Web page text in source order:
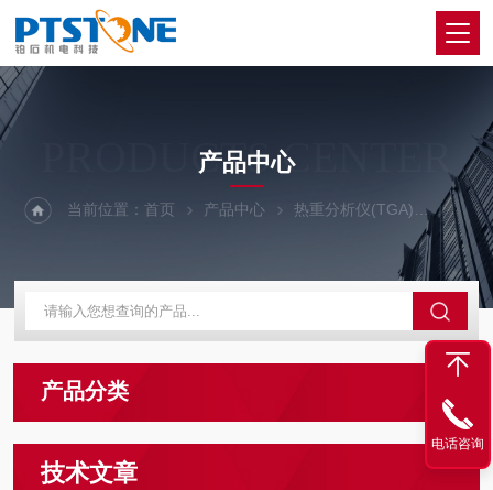
PRODUCTS CENTER
产品中心
当前位置：首页 产品中心 热重分析仪(TGA) 电子天
产品分类
技术文章
电话咨询